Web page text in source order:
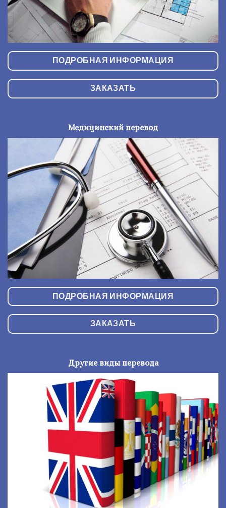
ПОДРОБНАЯ ИНФОРМАЦИЯ
ЗАКАЗАТЬ
Медицинский перевод
ПОДРОБНАЯ ИНФОРМАЦИЯ
ЗАКАЗАТЬ
Другие виды перевода